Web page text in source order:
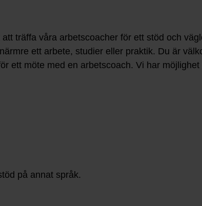
träffa våra arbetscoacher för ett stöd och
ett arbete, studier eller praktik. Du är
ett möte med en arbetscoach. Vi har möjlighet
på annat språk.